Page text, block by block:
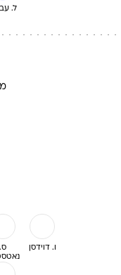
ל.
ס.
ו. דוידסן